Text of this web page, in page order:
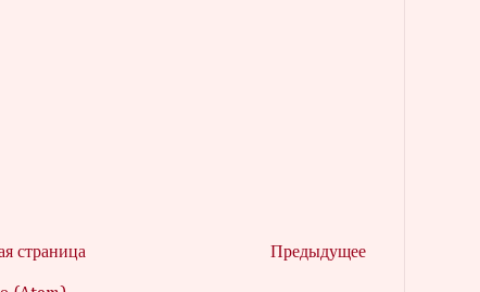
Предыдущее
страница